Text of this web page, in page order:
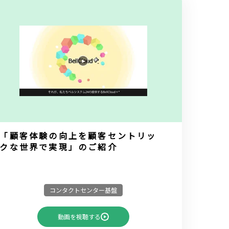
「顧客体験の向上を顧客セントリッ
クな世界で実現」のご紹介
コンタクトセンター基盤
動画を視聴する